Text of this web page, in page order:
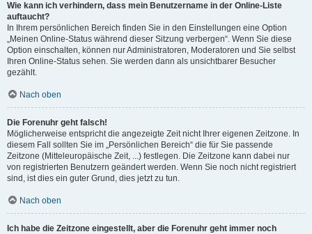
Wie kann ich verhindern, dass mein Benutzername in der Online-Liste
auftaucht?
In Ihrem persönlichen Bereich finden Sie in den Einstellungen eine Option
„Meinen Online-Status während dieser Sitzung verbergen“. Wenn Sie diese
Option einschalten, können nur Administratoren, Moderatoren und Sie selbst
Ihren Online-Status sehen. Sie werden dann als unsichtbarer Besucher
gezählt.
Nach oben
Die Forenuhr geht falsch!
Möglicherweise entspricht die angezeigte Zeit nicht Ihrer eigenen Zeitzone. In
diesem Fall sollten Sie im „Persönlichen Bereich“ die für Sie passende
Zeitzone (Mitteleuropäische Zeit, ...) festlegen. Die Zeitzone kann dabei nur
von registrierten Benutzern geändert werden. Wenn Sie noch nicht registriert
sind, ist dies ein guter Grund, dies jetzt zu tun.
Nach oben
Ich habe die Zeitzone eingestellt, aber die Forenuhr geht immer noch